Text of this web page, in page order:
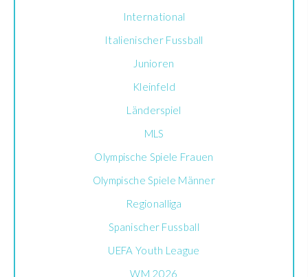
International
Italienischer Fussball
Junioren
Kleinfeld
Länderspiel
MLS
Olympische Spiele Frauen
Olympische Spiele Männer
Regionalliga
Spanischer Fussball
UEFA Youth League
WM 2026